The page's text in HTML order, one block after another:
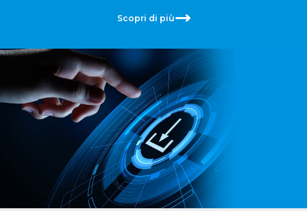
Scopri di più